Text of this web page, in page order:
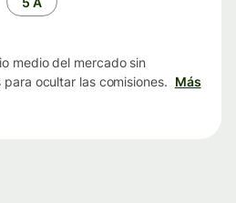
medio del mercado sin
ocultar las comisiones. Más